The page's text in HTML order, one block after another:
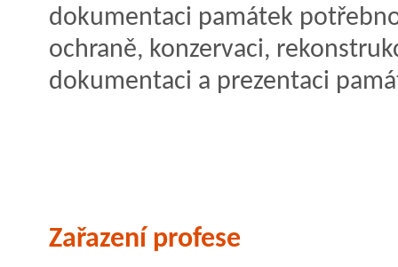
dokumentaci památek
ochraně, konzervaci,
dokumentaci a prezentaci
Zařazení profese